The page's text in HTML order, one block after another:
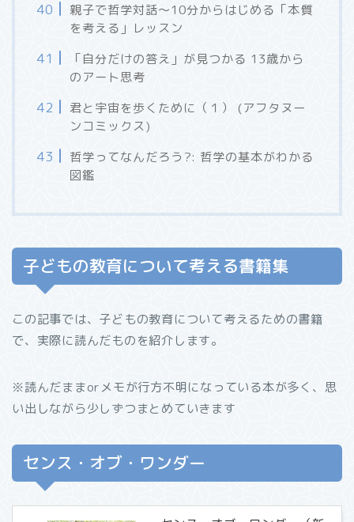
親子で哲学対話～10分からはじめる「本質
を考える」レッスン
「自分だけの答え」が見つかる 13歳から
のアート思考
君と宇宙を歩くために（１） (アフタヌー
ンコミックス)
哲学ってなんだろう?: 哲学の基本がわかる
図鑑
子どもの教育について考える書籍集
この記事では、子どもの教育について考えるための書籍
で、実際に読んだものを紹介します。
※読んだままorメモが行方不明になっている本が多く、思
い出しながら少しずつまとめていきます
センス・オブ・ワンダー